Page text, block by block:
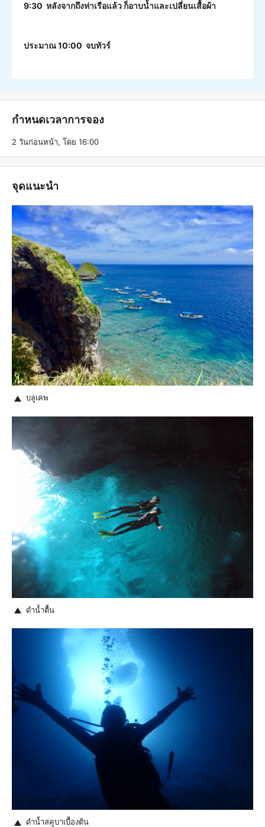
9:30 หลังจากถึงท่าเรือแล้ว ก็อาบน้ำและเปลี่ยนเสื้อผ้า
ประมาณ 10:00 จบทัวร์
กำหนดเวลาการจอง
2 วันก่อนหน้า, โดย 16:00
จุดแนะนำ
บลูเคพ
ดำน้ำตื้น
ดำน้ำสคูบาเบื้องต้น